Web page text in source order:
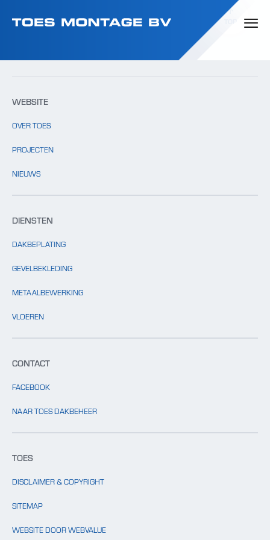
WEBSITE
OVER TOES
PROJECTEN
NIEUWS
DIENSTEN
DAKBEPLATING
GEVELBEKLEDING
METAALBEWERKING
VLOEREN
CONTACT
FACEBOOK
NAAR TOES DAKBEHEER
TOES
DISCLAIMER & COPYRIGHT
SITEMAP
WEBSITE DOOR WEBVALUE